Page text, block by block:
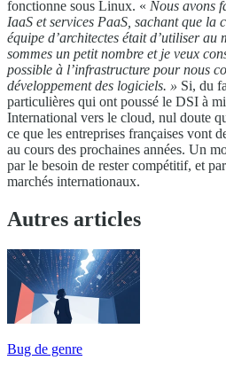
fonctionne sous Linux. « Nous avons
IaaS et services PaaS, sachant que la
équipe d’architectes était d’utiliser au
sommes un petit nombre et je veux
possible à l’infrastructure pour nous
développement des logiciels. » Si, du
particulières qui ont poussé le DSI à
International vers le cloud, nul doute
ce que les entreprises françaises vont
au cours des prochaines années. Un
par le besoin de rester compétitif, et
marchés internationaux.
Autres articles
Bug de genre